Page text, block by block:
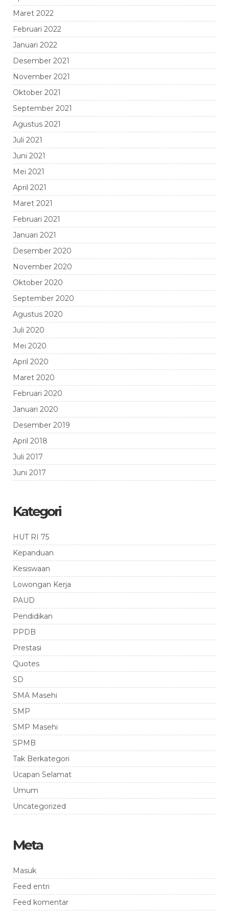
Maret 2022
Februari 2022
Januari 2022
Desember 2021
November 2021
Oktober 2021
September 2021
Agustus 2021
Juli 2021
Juni 2021
Mei 2021
April 2021
Maret 2021
Februari 2021
Januari 2021
Desember 2020
November 2020
Oktober 2020
September 2020
Agustus 2020
Juli 2020
Mei 2020
April 2020
Maret 2020
Februari 2020
Januari 2020
Desember 2019
April 2018
Juli 2017
Juni 2017
Kategori
HUT RI 75
Kepanduan
Kesiswaan
Lowongan Kerja
PAUD
Pendidikan
PPDB
Prestasi
Quotes
SD
SMA Masehi
SMP
SMP Masehi
SPMB
Tak Berkategori
Ucapan Selamat
Umum
Uncategorized
Meta
Masuk
Feed entri
Feed komentar